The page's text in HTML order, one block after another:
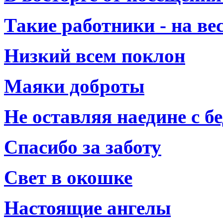
Такие работники - на
Низкий всем поклон
Маяки доброты
Не оставляя наедине с
Спасибо за заботу
Свет в окошке
Настоящие ангелы